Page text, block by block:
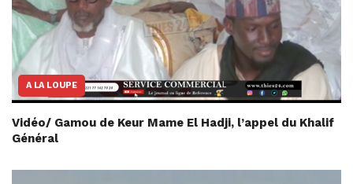
A LA LOUPE
Vidéo/ Gamou de Keur Mame El Hadji, l’appel du Khalif
Général